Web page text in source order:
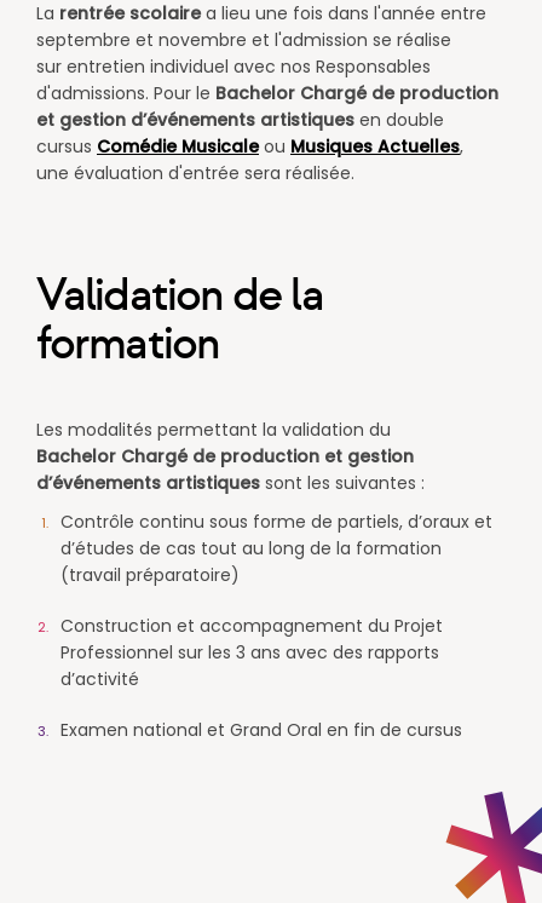
​La rentrée scolairea lieu une fois dans l'année entre
septembre et novembre et l'admission se réalise
sur entretien individuel avec nos Responsables
d'admissions. Pour le Bachelor Chargé de production
et gestion d’événements artistiques en double
cursus Comédie Musicale ou Musiques Actuelles,
une évaluation d'entrée sera réalisée.​
Validation de la
formation
Les modalités permettant la validation du
Bachelor Chargé de production et gestion
d’événements artistiques sont les suivantes :
Contrôle continu sous forme de partiels, d’oraux et
d’études de cas tout au long de la formation
(travail préparatoire)
Construction et accompagnement du Projet
Professionnel sur les 3 ans avec des rapports
d’activité
Examen national et Grand Oral en fin de cursus